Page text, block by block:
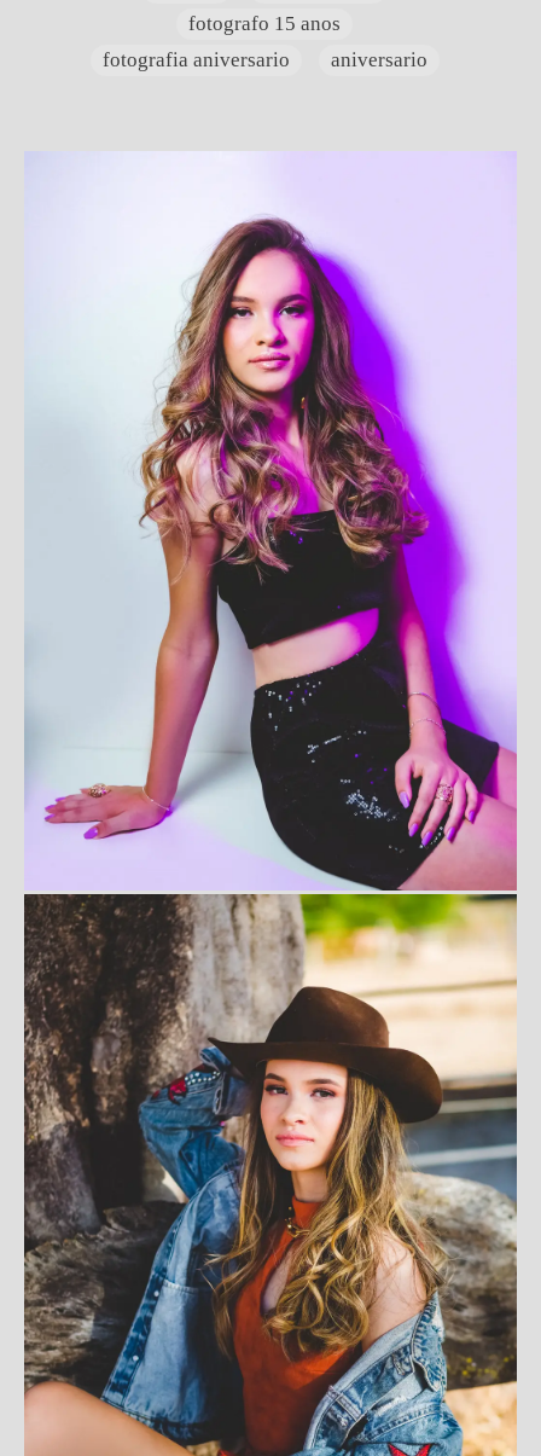
fotografo 15 anos
fotografia aniversario
aniversario